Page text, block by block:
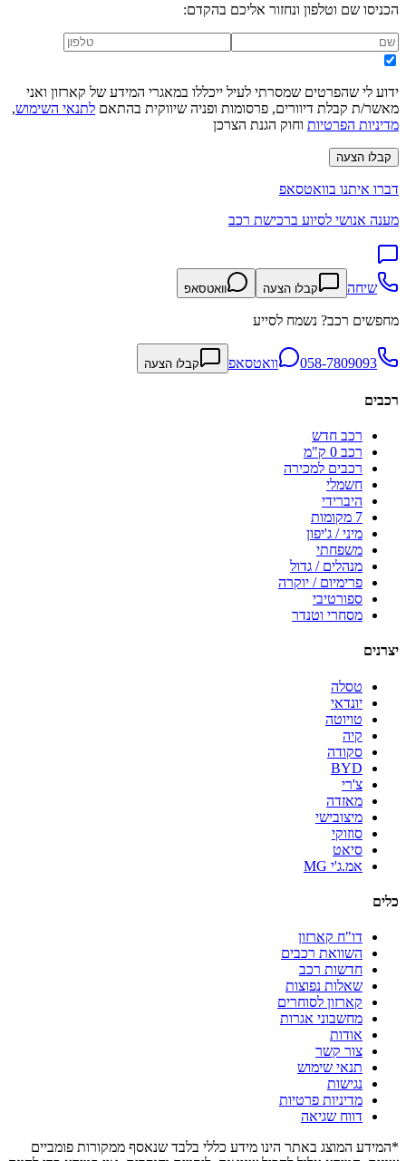
הכניסו שם וטלפון ונחזור אליכם בהקדם:
ידוע לי שהפרטים שמסרתי לעיל ייכללו במאגרי המידע של קארזון ואני
מאשר/ת קבלת דיוורים, פרסומות ופניה שיווקית בהתאם לתנאי השימוש,
מדיניות הפרטיות וחוק הגנת הצרכן
קבלו הצעה
דברו איתנו בוואטסאפ
מענה אנושי לסיוע ברכישת רכב
שיחה קבלו הצעה וואטסאפ
מחפשים רכב? נשמח לסייע
058-7809093 וואטסאפ קבלו הצעה
רכבים
רכב חדש
רכב 0 ק"מ
רכבים למכירה
חשמלי
היברידי
7 מקומות
מיני / ג'יפון
משפחתי
מנהלים / גדול
פרימיום / יוקרה
ספורטיבי
מסחרי וטנדר
יצרנים
טסלה
יונדאי
טויוטה
קיה
סקודה
BYD
צ'רי
מאזדה
מיצובישי
סוזוקי
סיאט
אמ.ג'י MG
כלים
דו"ח קארזון
השוואת רכבים
חדשות רכב
שאלות נפוצות
קארזון לסוחרים
מחשבוני אגרות
אודות
צור קשר
תנאי שימוש
נגישות
מדיניות פרטיות
דווח שגיאה
*המידע המוצג באתר הינו מידע כללי בלבד שנאסף ממקורות פומביים